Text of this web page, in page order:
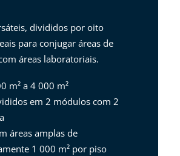
divididos por oito
para conjugar áreas de
áreas laboratoriais.
m² a 4 000 m²
em 2 módulos com 2
áreas amplas de
1 000 m² por piso